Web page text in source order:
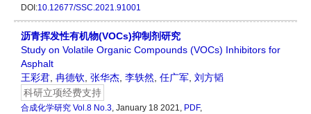
DOI:10.12677/SSC.2021.91001
沥青挥发性有机物(VOCs)抑制剂研究
Study on Volatile Organic Compounds (VOCs) Inhibitors for
Asphalt
王彩君, 冉德钦, 张华杰, 李轶然, 任广军, 刘方韬
科研立项经费支持
合成化学研究 Vol.8 No.3, January 18 2021, PDF,